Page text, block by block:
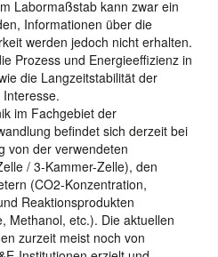
Labormaßstab kann zwar ein
Informationen über die
werden jedoch nicht erhalten.
Prozess und Energieeffizienz in
die Langzeitstabilität der
im Fachgebiet der
befindet sich derzeit bei
von der verwendeten
/ 3-Kammer-Zelle), den
(CO2-Konzentration,
Reaktionsprodukten
Methanol, etc.). Die aktuellen
zurzeit meist noch von